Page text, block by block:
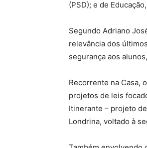
(PSD); e de
Segundo Adriano
relevância dos
segurança aos
Recorrente na Casa,
projetos de leis
Itinerante – projeto
Londrina, voltado à